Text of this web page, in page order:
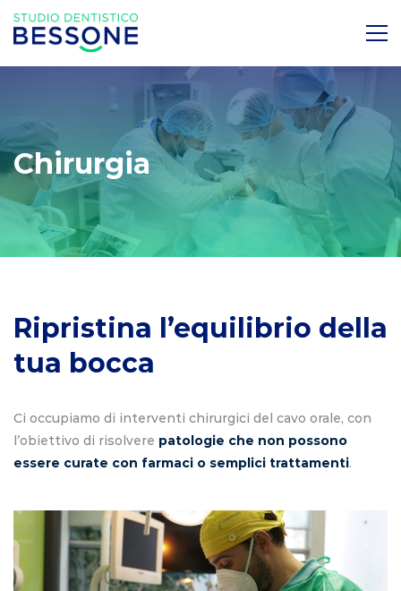
Chirurgia
Ripristina l’equilibrio della
tua bocca
Ci occupiamo di interventi chirurgici del cavo orale, con
l’obiettivo di risolvere patologie che non possono
essere curate con farmaci o semplici trattamenti.